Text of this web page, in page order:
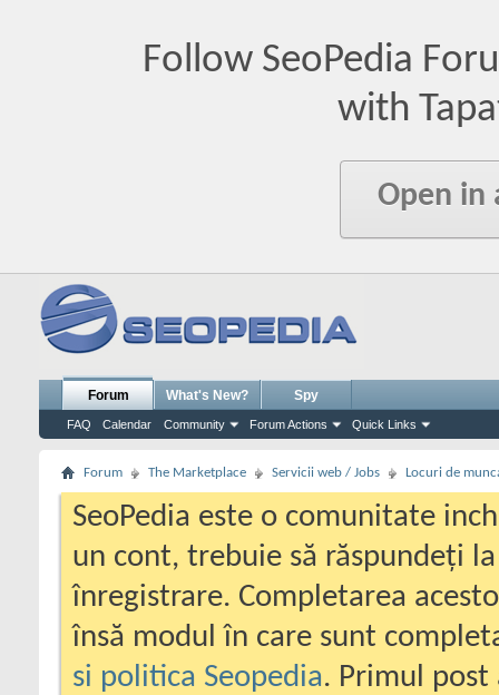
Follow SeoPedia
with
Open in
Forum
FAQ Calendar Community Forum Actions Quick Links
What's New? Spy
Forum The Marketplace Servicii web / Jobs Locuri de
SeoPedia este o comunitate
un cont, trebuie să răspundeți
înregistrare. Completarea
însă modul în care sunt
si politica Seopedia. Primul